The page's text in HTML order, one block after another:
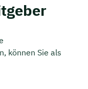
können Sie als